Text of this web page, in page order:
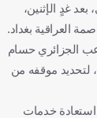
الجزائر
غدٍ الإثنين،
العراقية بغداد.
الجزائري حسام
لتحديد موقفه من
استعادة خدمات